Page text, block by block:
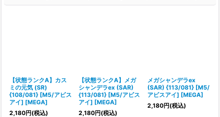
【状態ランクA】カス
ミの元気 (SR)
{108/081} [M5/アビス
アイ] [MEGA]
2,180円(税込)
【状態ランクA】メガ
シャンデラex (SAR)
{113/081} [M5/アビス
アイ] [MEGA]
2,180円(税込)
メガシャンデラex
(SAR) {113/081} [M5/
アビスアイ] [MEGA]
2,180円(税込)